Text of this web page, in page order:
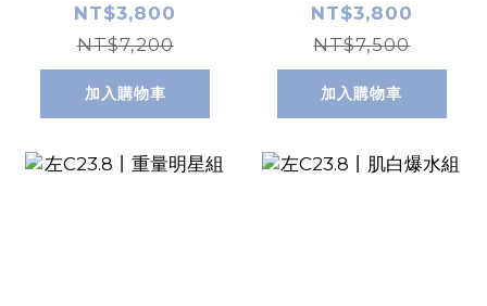
NT$3,800
NT$7,200
加入購物車
NT$3,800
NT$7,500
加入購物車